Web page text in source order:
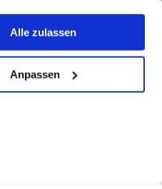
Alle zulassen
Anpassen